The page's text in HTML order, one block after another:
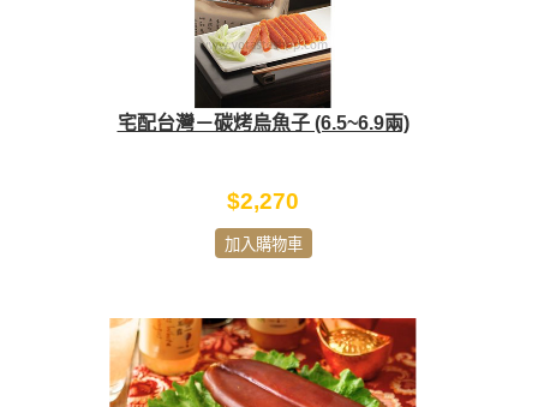
宅配台灣－碳烤烏魚子 (6.5~6.9兩)
$2,270
加入購物車